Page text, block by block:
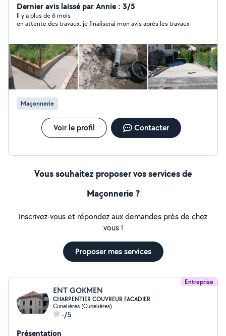
vingt neuf
Dernier avis laissé par Annie : 3/5
Il y a plus de 6 mois
en attente des travaux. je finaliserai mon avis après les travaux
Maçonnerie
Voir le profil Contacter
Vous souhaitez proposer vos services de
Maçonnerie ?
Inscrivez-vous et répondez aux demandes près de chez
vous !
Proposer mes services
Entreprise
ENT GOKMEN
CHARPENTIER COUVREUR FACADIER
Cunelières (Cunelières)
-/5
Présentation